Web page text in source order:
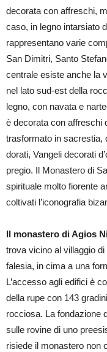
decorata con affreschi,
caso, in legno intarsiato
rappresentano varie
San Dimitri, Santo
centrale esiste anche la
nel lato sud-est della
legno, con navata e
è decorata con affreschi
trasformato in sacrestia,
dorati, Vangeli decorati
pregio. Il Monastero di
spirituale molto fiorente
coltivati l’iconografia
Il monastero di Agios
trova vicino al villaggio
falesia, in cima a una
L’accesso agli edifici è
della rupe con 143
rocciosa. La fondazione
sulle rovine di uno
risiede il monastero non